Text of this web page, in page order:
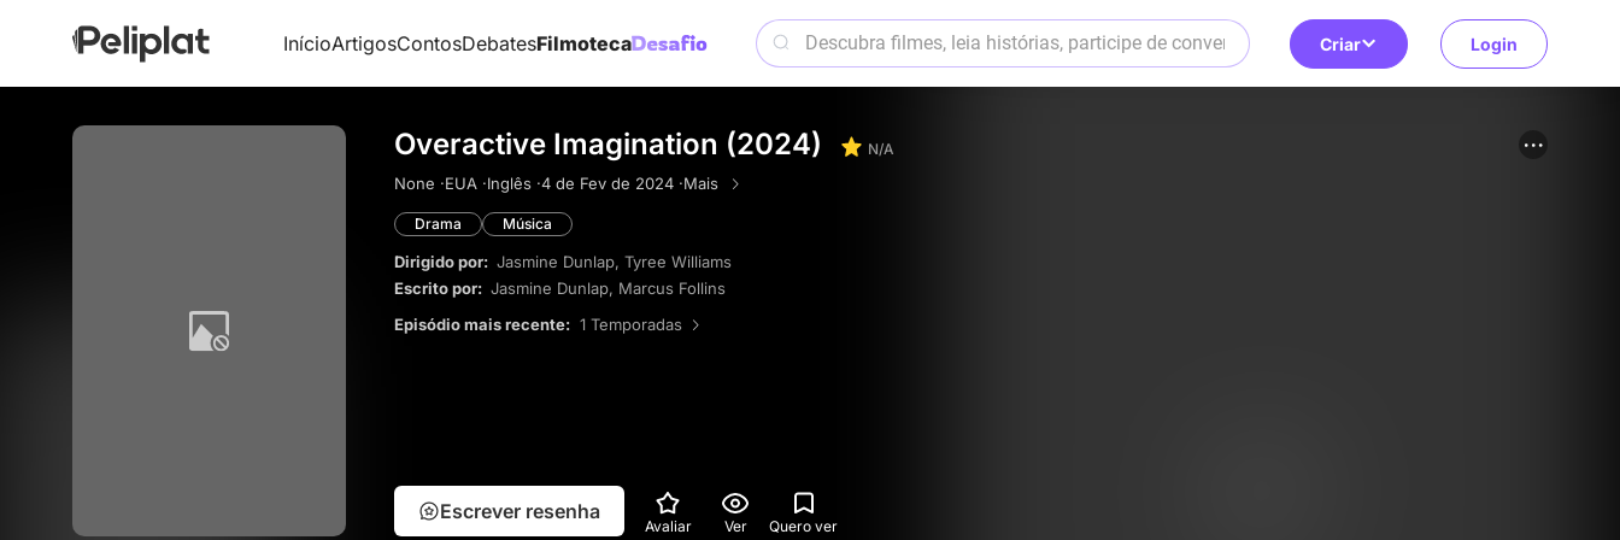
InícioArtigosContosDebatesFilmoteca Criar Login
Overactive Imagination (2024) N/A
None ·EUA ·Inglês ·4 de Fev de 2024 ·Mais
Drama Música
Dirigido por: Jasmine Dunlap, Tyree Williams
Escrito por: Jasmine Dunlap, Marcus Follins
Episódio mais recente: 1 Temporadas
Escrever resenha
Avaliar Ver Quero ver